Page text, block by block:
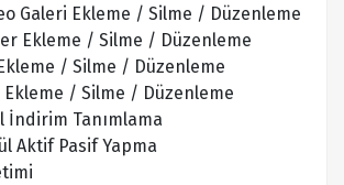
Galeri Ekleme / Silme / Düzenleme
Ekleme / Silme / Düzenleme
Ekleme / Silme / Düzenleme
Ekleme / Silme / Düzenleme
İndirim Tanımlama
Aktif Pasif Yapma